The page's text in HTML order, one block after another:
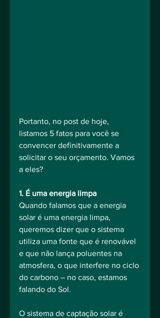
Portanto, no post de hoje,
listamos 5 fatos para você se
convencer definitivamente a
solicitar o seu orçamento. Vamos
a eles?
1. É uma energia limpa
Quando falamos que a energia
solar é uma energia limpa,
queremos dizer que o sistema
utiliza uma fonte que é renovável
e que não lança poluentes na
atmosfera, o que interfere no ciclo
do carbono – no caso, estamos
falando do Sol.
O sistema de captação solar é